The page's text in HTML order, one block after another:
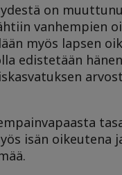
on
vanhempien
myös lapsen
edistetään
isän oikeutena